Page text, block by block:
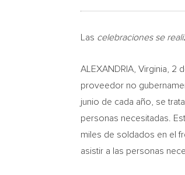
Las celebraciones se
ALEXANDRIA, Virginia 2
proveedor no
junio de cada año, se
personas necesitadas.
miles de soldados en el
asistir a las personas